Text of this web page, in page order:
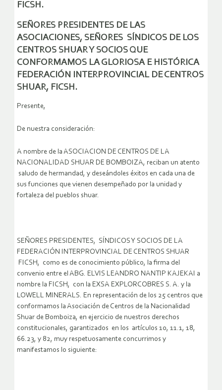
FICSH.
SEÑORES PRESIDENTES DE LAS
ASOCIACIONES, SEÑORES SÍNDICOS DE LOS
CENTROS SHUAR Y SOCIOS QUE
CONFORMAMOS LA GLORIOSA E HISTÓRICA
FEDERACIÓN INTERPROVINCIAL DE CENTROS
SHUAR, FICSH.
Presente,
De nuestra consideración:
A nombre de la ASOCIACION DE CENTROS DE LA
NACIONALIDAD SHUAR DE BOMBOIZA, reciban un atento
saludo de hermandad, y deseándoles éxitos en cada una de
sus funciones que vienen desempeñado por la unidad y
fortaleza del pueblos shuar.
SEÑORES PRESIDENTES, SÍNDICOS Y SOCIOS DE LA
FEDERACIÓN INTERPROVINCIAL DE CENTROS SHUAR
FICSH, como es de conocimiento público, la firma del
convenio entre el ABG. ELVIS LEANDRO NANTIP KAJEKAI a
nombre la FICSH, con la EXSA EXPLORCOBRES S. A. y la
LOWELL MINERALS. En representación de los 25 centros que
conformamos la Asociación de Centros de la Nacionalidad
Shuar de Bomboiza, en ejercicio de nuestros derechos
constitucionales, garantizados en los artículos 10, 11.1, 18,
66.23, y 82, muy respetuosamente concurrimos y
manifestamos lo siguiente: